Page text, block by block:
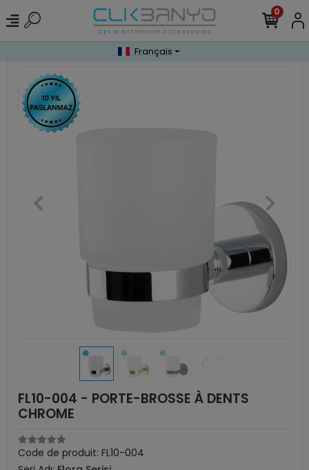
0
Français
FL10-004 - PORTE-BROSSE À DENTS
CHROME
Code de produit: FL10-004